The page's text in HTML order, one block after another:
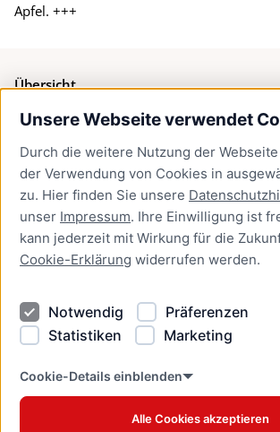
Unsere Webseite verwendet
Durch die weitere Nutzung der
der Verwendung von Cookies in
zu. Hier finden Sie unsere
unser Impressum. Ihre Einwilligung ist
kann jederzeit mit Wirkung für die
Cookie-Erklärung widerrufen werden.
Notwendig
Präferenzen
Statistiken
Marketing
Cookie-Details einblenden
Alle Cookies akzeptieren
Apfel. +++
Übersicht
Bürgerservice
Presse
Newsletter Lübeck:kompakt
Kontakt
Kontakt
Datenschutzhinweise
Barrierefreiheit
Cookie Erklärung